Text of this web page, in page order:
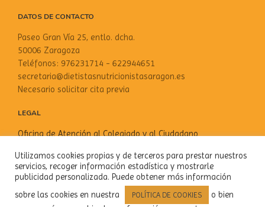
DATOS DE CONTACTO
Paseo Gran Vía 25, entlo. dcha.
50006 Zaragoza
Teléfonos: 976231714 - 622944651
secretaria@dietistasnutricionistasaragon.es
Necesario solicitar cita previa
LEGAL
Oficina de Atención al Colegiado y al Ciudadano
Política de privacidad
Política de cookies
SOCIAL
Utilizamos cookies propias y de terceros para prestar nuestros
servicios, recoger información estadística y mostrarle
publicidad personalizada. Puede obtener más información
sobre las cookies en nuestra
POLÍTICA DE COOKIES
o bien